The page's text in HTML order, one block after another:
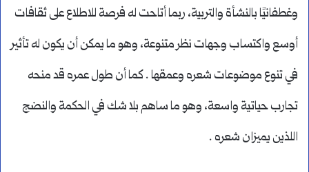
وغطفانيًا بالنشأة والتربية، ربما أتاحت له فرصة للاطلاع على ثقافات
أوسع واكتساب وجهات نظر متنوعة، وهو ما يمكن أن يكون له تأثير
في تنوع موضوعات شعره وعمقها . كما أن طول عمره قد منحه
تجارب حياتية واسعة، وهو ما ساهم بلا شك في الحكمة والنضج
اللذين يميزان شعره .